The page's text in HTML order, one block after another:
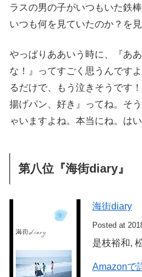
ラスの男の子がいつもいた鉄
いつも何を見ていたのか？を
やっぱりああいう時に、『あ
な！』ってすごく思うんです
るだけで、もう泣きそうです
揚げパン、好き』ってね。そ
ゃいますよね。本当にね。はい
第八位『海街diary』
海街diary
Posted at
是枝裕和,
Amazonで